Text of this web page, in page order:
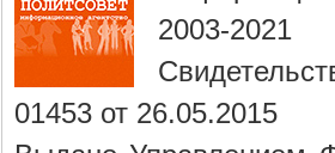
2003-2021
01453 от 26.05.2015